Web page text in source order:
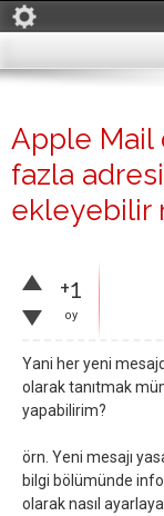
Apple Mail
fazla
ekleyebilir
+1
oy
Yani her yeni
olarak tanıtmak
yapabilirim?
örn. Yeni mesajı
bilgi bölümünde
olarak nasıl